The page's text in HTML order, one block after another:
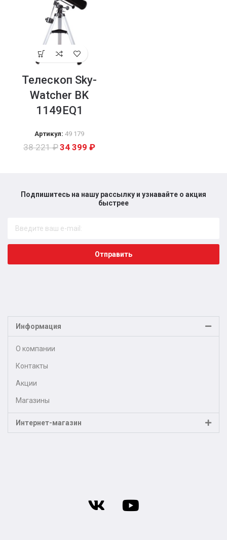
Телескоп Sky-
Watcher BK
1149EQ1
Артикул: 49 179
38 221₽34 399 ₽
Подпишитесь на нашу рассылку и узнавайте о акция
быстрее​
Отправить
Информация
О компании
Контакты
Акции
Магазины
Интернет-магазин